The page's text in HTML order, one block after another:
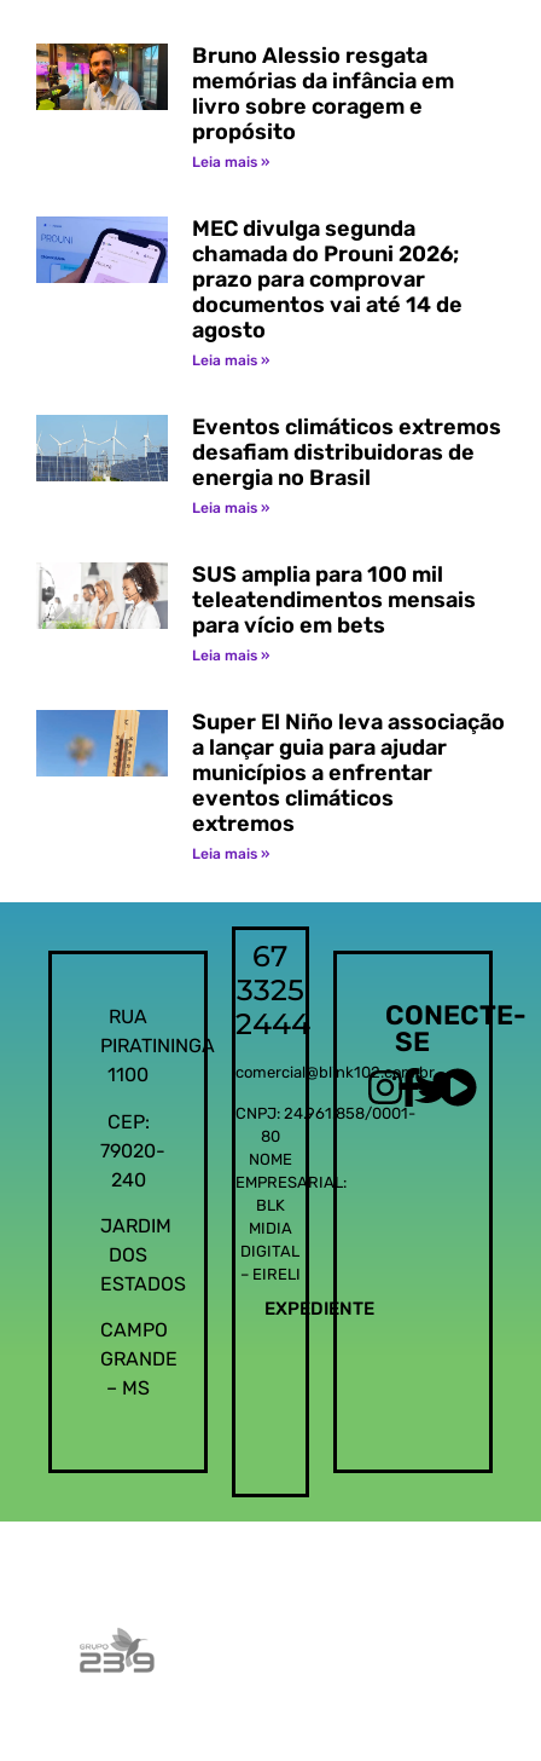
Bruno Alessio resgata
memórias da infância em
livro sobre coragem e
propósito
Leia mais »
MEC divulga segunda
chamada do Prouni 2026;
prazo para comprovar
documentos vai até 14 de
agosto
Leia mais »
Eventos climáticos extremos
desafiam distribuidoras de
energia no Brasil
Leia mais »
SUS amplia para 100 mil
teleatendimentos mensais
para vício em bets
Leia mais »
Super El Niño leva associação
a lançar guia para ajudar
municípios a enfrentar
eventos climáticos
extremos
Leia mais »
RUA
PIRATININGA
1100
CEP:
79020-
240
JARDIM
DOS
ESTADOS
CAMPO
GRANDE
– MS
67
3325
2444
comercial@blink102.com.br
CNPJ: 24.961.858/0001-
80
NOME
EMPRESARIAL:
BLK
MIDIA
DIGITAL
– EIRELI
EXPEDIENTE
CONECTE-
SE